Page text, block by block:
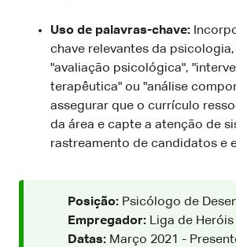
Uso de palavras-chave:
chave relevantes da
"avaliação psicológica",
terapêutica" ou "análise
assegurar que o currículo
da área e capte a atenção de
rastreamento de candidatos e
Posição: Psicólogo de
Empregador: Liga de
Datas: Março 2021 -